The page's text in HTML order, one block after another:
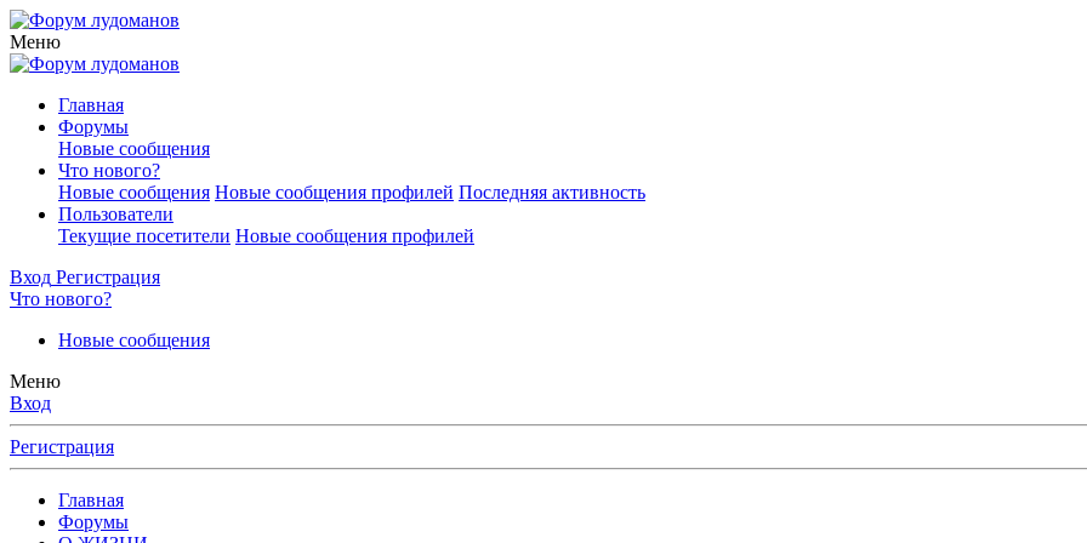
Меню
Главная
Форумы
Новые сообщения
Что нового?
Новые сообщения Новые сообщения профилей Последняя активность
Пользователи
Текущие посетители Новые сообщения профилей
Вход Регистрация
Что нового?
Новые сообщения
Меню
Вход
Регистрация
Главная
Форумы